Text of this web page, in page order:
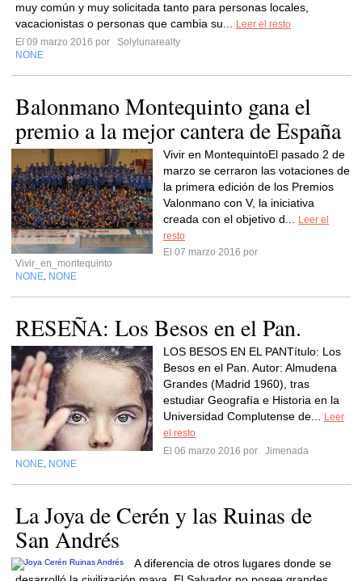
muy común y muy solicitada tanto para personas locales,
vacacionistas o personas que cambia su...
Leer el resto
El 09 marzo 2016 por
Solylunarealty
NONE
Balonmano Montequinto gana el
premio a la mejor cantera de España
Vivir en MontequintoEl pasado 2 de
marzo se cerraron las votaciones de
la primera edición de los Premios
Valonmano con V, la iniciativa
creada con el objetivo d...
Leer el
resto
El 07 marzo 2016 por
Vivir_en_montequinto
NONE NONE
RESEÑA: Los Besos en el Pan.
LOS BESOS EN EL PANTítulo: Los
Besos en el Pan. Autor: Almudena
Grandes (Madrid 1960), tras
estudiar Geografía e Historia en la
Universidad Complutense de...
Leer
el resto
El 06 marzo 2016 por
Jimenada
NONE NONE
La Joya de Cerén y las Ruinas de
San Andrés
A diferencia de otros lugares donde se